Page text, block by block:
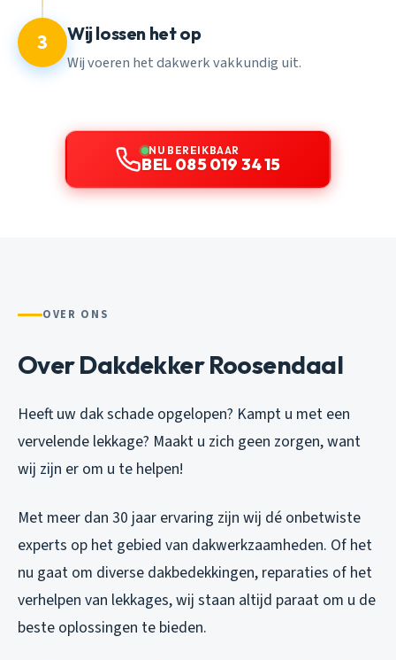
3 Wij lossen het op
Wij voeren het dakwerk vakkundig uit.
NU BEREIKBAAR
BEL 085 019 34 15
OVER ONS
Over Dakdekker Roosendaal
Heeft uw dak schade opgelopen? Kampt u met een
vervelende lekkage? Maakt u zich geen zorgen, want
wij zijn er om u te helpen!
Met meer dan 30 jaar ervaring zijn wij dé onbetwiste
experts op het gebied van dakwerkzaamheden. Of het
nu gaat om diverse dakbedekkingen, reparaties of het
verhelpen van lekkages, wij staan altijd paraat om u de
beste oplossingen te bieden.